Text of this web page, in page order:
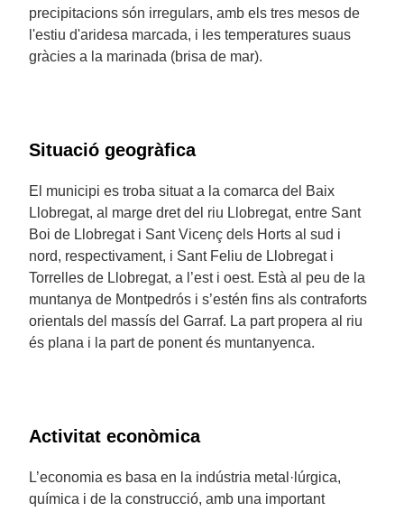
precipitacions són irregulars, amb els tres mesos de
l'estiu d'aridesa marcada, i les temperatures suaus
gràcies a la marinada (brisa de mar).
Situació geogràfica
El municipi es troba situat a la comarca del Baix
Llobregat, al marge dret del riu Llobregat, entre Sant
Boi de Llobregat i Sant Vicenç dels Horts al sud i
nord, respectivament, i Sant Feliu de Llobregat i
Torrelles de Llobregat, a l’est i oest. Està al peu de la
muntanya de Montpedrós i s’estén fins als contraforts
orientals del massís del Garraf. La part propera al riu
és plana i la part de ponent és muntanyenca.
Activitat econòmica
L’economia es basa en la indústria metal·lúrgica,
química i de la construcció, amb una important